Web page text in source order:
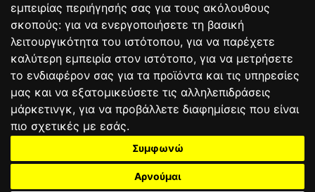
εμπειρίας περιήγησής σας για τους ακόλουθους
σκοπούς: για να ενεργοποιήσετε τη βασική
λειτουργικότητα του ιστότοπου, για να παρέχετε
καλύτερη εμπειρία στον ιστότοπο, για να μετρήσετε
το ενδιαφέρον σας για τα προϊόντα και τις υπηρεσίες
μας και να εξατομικεύσετε τις αλληλεπιδράσεις
μάρκετινγκ, για να προβάλλετε διαφημίσεις που είναι
πιο σχετικές με εσάς.
Συμφωνώ
Αρνούμαι
ΟΡΟΙ ΧΡΗΣΗΣΠΟΛΙΤΙΚΗ ΠΡΟΣΤΑΣΙΑΣ
ΑΓΩΝΕΣΑΠΟΤΕΛΕΣΜΑΤΑΑΓΟΡΑ